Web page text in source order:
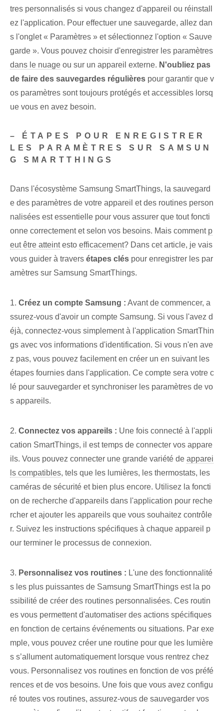
tres personnalisés si vous changez d'appareil ou réinstall
ez l'application. Pour effectuer une sauvegarde, allez dan
s l'onglet « Paramètres » et sélectionnez l'option « Sauve
garde ». Vous pouvez choisir d'enregistrer les paramètres
dans le nuage ou sur un appareil externe. N'oubliez pas
de faire des sauvegardes régulières pour garantir que v
os paramètres⁤ sont toujours protégés et accessibles lorsq
ue vous en avez besoin.
– ÉTAPES POUR ENREGISTRER
LES PARAMÈTRES SUR SAMSUN
G SMARTTHINGS
Dans l'écosystème Samsung SmartThings, la sauvegard
e des paramètres de votre appareil et des routines person
nalisées est essentielle pour vous assurer que tout foncti
onne correctement et selon vos besoins. Mais comment p
eut être atteintesto efficacement? Dans cet article, je vais
vous guider à travers étapes clés pour enregistrer les par
amètres sur ⁢Samsung⁢ SmartThings.
1. Créez un compte Samsung : Avant de commencer, a
ssurez-vous d'avoir un compte Samsung‌. Si vous l'avez d
éjà, connectez-vous simplement à l'application SmartThin
gs avec vos informations d'identification. Si vous n'en ave
z pas, vous pouvez facilement en créer un en suivant les
étapes fournies dans l'application. Ce compte sera votre c
lé pour sauvegarder ‌et synchroniser les paramètres de vo
s appareils.
2. Connectez vos appareils : Une fois connecté à l'appli
cation SmartThings, il est temps de connecter vos appare
ils. Vous pouvez connecter une grande variété de apparei
ls compatibles, tels que les lumières, les thermostats, les
caméras de sécurité et bien plus encore. Utilisez la foncti
on de recherche d'appareils dans l'application pour reche
rcher et ajouter les appareils que vous souhaitez contrôle
r. Suivez les instructions spécifiques à chaque appareil p
our terminer le processus de connexion.
3. Personnalisez vos routines : L'une des fonctionnalité
s les plus puissantes de Samsung SmartThings est la po
ssibilité de créer des routines personnalisées. Ces routin
es vous permettent d'automatiser des actions spécifiques
en fonction de certains événements ou situations. Par exe
mple, vous pouvez créer une routine pour que les lumière
s s’allument automatiquement lorsque vous rentrez chez
vous. Personnalisez vos routines en fonction de vos préfé
rences‍ et de vos besoins. Une fois que vous avez configu
ré toutes vos routines, assurez-vous de sauvegarder vos